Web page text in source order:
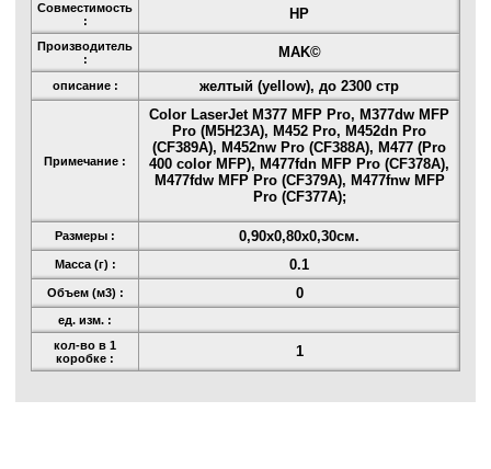
Совместимость
:
HP
Производитель
:
MAK©
описание : желтый (yellow), до 2300 стр
Примечание :
Color LaserJet M377 MFP Pro, M377dw MFP
Pro (M5H23A), M452 Pro, M452dn Pro
(CF389A), M452nw Pro (CF388A), M477 (Pro
400 color MFP), M477fdn MFP Pro (CF378A),
M477fdw MFP Pro (CF379A), M477fnw MFP
Pro (CF377A);
Размеры : 0,90x0,80x0,30см.
Масса (г) : 0.1
Объем (м3) : 0
ед. изм. :
кол-во в 1
коробке :
1